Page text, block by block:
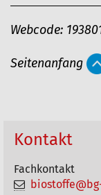
A
t
e
a
Webcode:
Seitenanfang
Kontakt
Fachkontakt